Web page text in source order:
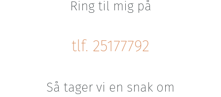
Ring til mig på
tlf. 25177792
Så tager vi en snak om